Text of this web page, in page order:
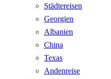
Städtereisen
Georgien
Albanien
China
Texas
Andenreise